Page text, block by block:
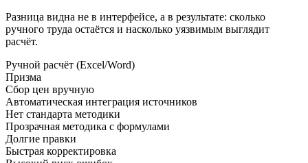
Разница видна не в интерфейсе, а в результате: сколько
ручного труда остаётся и насколько уязвимым выглядит
расчёт.
Ручной расчёт (Excel/Word)
Призма
Сбор цен вручную
Автоматическая интеграция источников
Нет стандарта методики
Прозрачная методика с формулами
Долгие правки
Быстрая корректировка